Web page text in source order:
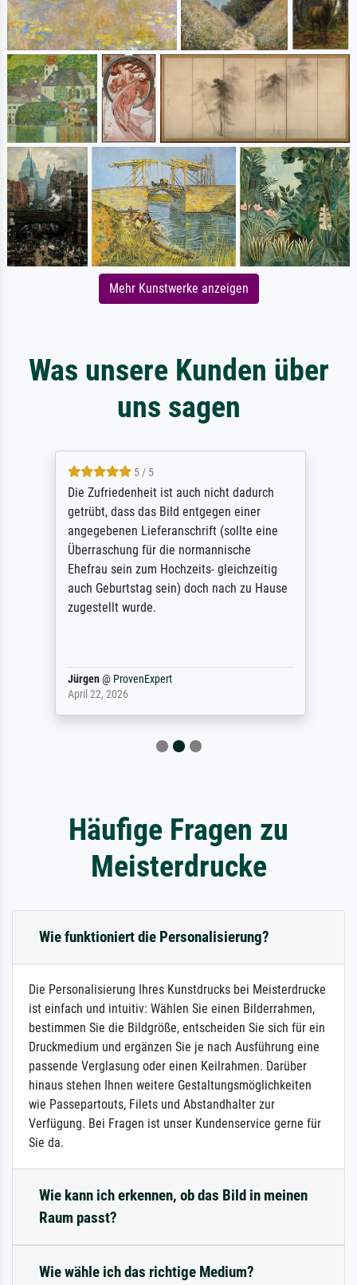
Mehr Kunstwerke anzeigen
Was unsere Kunden über
uns sagen
5 / 5
Die Zufriedenheit ist auch nicht dadurch
getrübt, dass das Bild entgegen einer
angegebenen Lieferanschrift (sollte eine
Überraschung für die normannische
Ehefrau sein zum Hochzeits- gleichzeitig
auch Geburtstag sein) doch nach zu Hause
zugestellt wurde.
Jürgen@ ProvenExpert
April 22, 2026
Häufige Fragen zu
Meisterdrucke
Wie funktioniert die Personalisierung?
Die Personalisierung Ihres Kunstdrucks bei Meisterdrucke
ist einfach und intuitiv: Wählen Sie einen Bilderrahmen,
bestimmen Sie die Bildgröße, entscheiden Sie sich für ein
Druckmedium und ergänzen Sie je nach Ausführung eine
passende Verglasung oder einen Keilrahmen. Darüber
hinaus stehen Ihnen weitere Gestaltungsmöglichkeiten
wie Passepartouts, Filets und Abstandhalter zur
Verfügung. Bei Fragen ist unser Kundenservice gerne für
Sie da.
Wie kann ich erkennen, ob das Bild in meinen
Raum passt?
Wie wähle ich das richtige Medium?